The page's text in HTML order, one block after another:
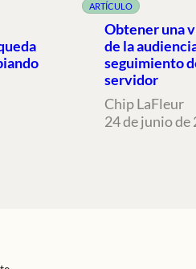
ARTÍCULO
Obtener una
de la
seguimiento
servidor
Chip LaFleur
24 de junio de